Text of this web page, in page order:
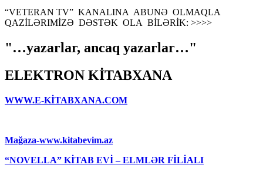
“VETERAN TV” KANALINA ABUNƏ OLMAQLA
QAZİLƏRIMİZƏ DƏSTƏK OLA BİLƏRİK: >>>>
"…yazarlar, ancaq yazarlar…"
ELEKTRON KİTABXANA
WWW.E-KİTABXANA.COM
Mağaza-www.kitabevim.az
“NOVELLA” KİTAB EVİ – ELMLƏR FİLİALI